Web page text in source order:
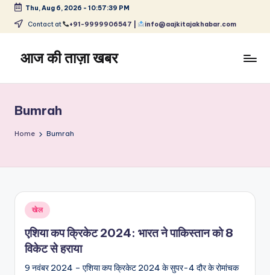
Skip
content
Thu, Aug 6, 2026 - 10:57:39 PM
Contact at +91-9999906547 | info@aajkitajakhabar.com
आज की ताज़ा खबर
ताज़ा
समाचार
–
और
विश्व
Bumrah
Home Bumrah
Posted
in
खेल
एशिया कप क्रिकेट 2024: भारत ने पाकिस्तान को 8
विकेट से हराया
9 नवंबर 2024 – एशिया कप क्रिकेट 2024 के सुपर-4 दौर के रोमांचक